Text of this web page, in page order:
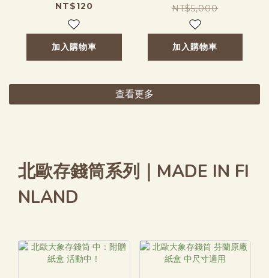
NT$120
加入購物車
NT$5,000
加入購物車
查看更多
北歐存錢筒系列｜MADE IN FI
NLAND